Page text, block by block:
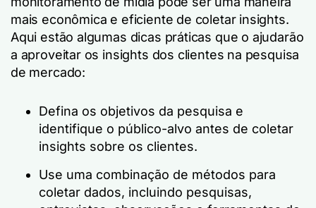
mais econômica e eficiente de coletar insights.
Aqui estão algumas dicas práticas que o ajudarão
a aproveitar os insights dos clientes na pesquisa
de mercado:
Defina os objetivos da pesquisa e
identifique o público-alvo antes de coletar
insights sobre os clientes.
Use uma combinação de métodos para
coletar dados, incluindo pesquisas,